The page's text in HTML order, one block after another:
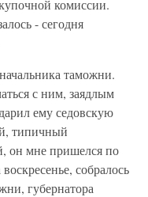
комиссии.
- сегодня
таможни.
с ним, заядлым
ему седовскую
типичный
он мне пришелся по
собралось
губернатора